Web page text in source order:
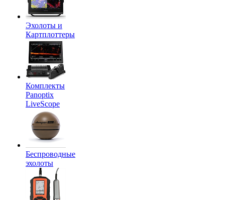
Эхолоты и
Картплоттеры
Комплекты
Panoptix
LiveScope
Беспроводные
эхолоты